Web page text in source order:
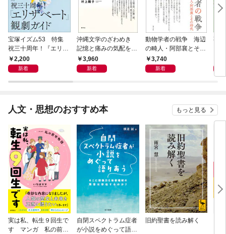
宝塚イズム53 特集
祝三十周年！『エリザ
ベート』観劇ガイド
2,200
新着
沖縄文学のざわめき
記憶と痛みの気配をな
ぞる3,960
新着
動物学者の戦争 海辺
の畸人・阿部襄とその
時代3,740
新着
事
人文・思想のおすすめ本 もっと見る
実は私、転生９回生で
す マンガ 私の前世
自閉スペクトラム症者
が小説をめぐって語り
旧約聖書を読み解く